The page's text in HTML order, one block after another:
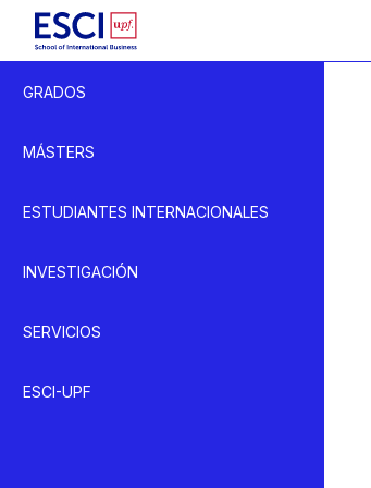
GRADOS
MÁSTERS
ESTUDIANTES INTERNACIONALES
INVESTIGACIÓN
SERVICIOS
ESCI-UPF